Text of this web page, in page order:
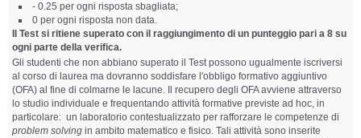
- 0.25 per ogni risposta sbagliata;
0 per ogni risposta non data.
Il Test si ritiene superato con il raggiungimento di un punteggio pari a 8 su
ogni parte della verifica.
Gli studenti che non abbiano superato il Test possono ugualmente iscriversi
al corso di laurea ma dovranno soddisfare l'obbligo formativo aggiuntivo
(OFA) al fine di colmarne le lacune. Il recupero degli OFA avviene attraverso
lo studio individuale e frequentando attività formative previste ad hoc, in
particolare: un laboratorio contestualizzato per rafforzare le competenze di
problem solving in ambito matematico e fisico. Tali attività sono inserite